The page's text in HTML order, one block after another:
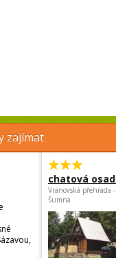
zajímat
chatová
Vranovská přehrada
Šumná